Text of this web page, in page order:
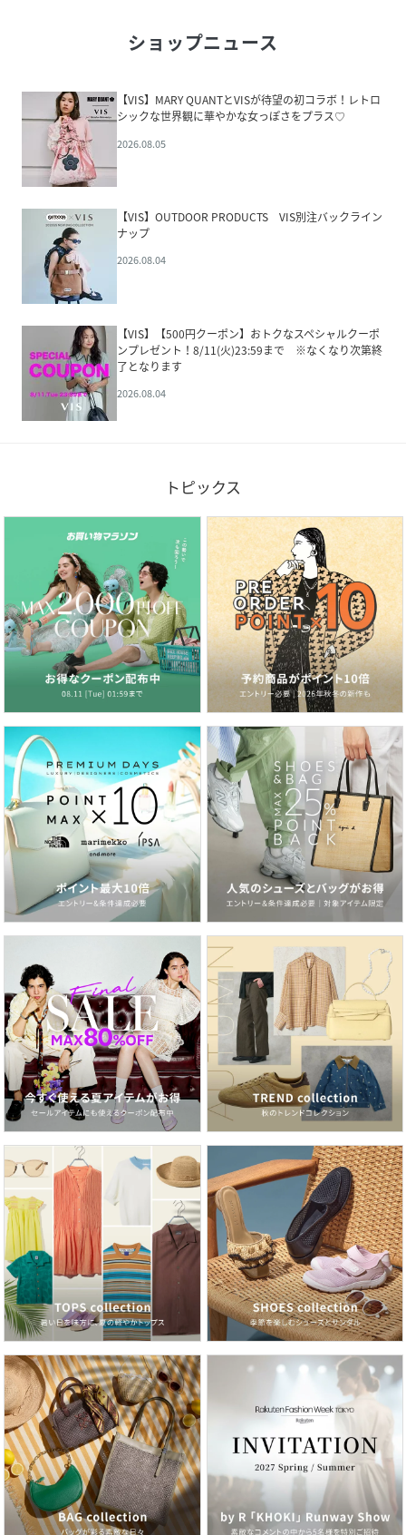
ショップニュース
【VIS】MARY QUANTとVISが待望の初コラボ！レトロ
シックな世界観に華やかな女っぽさをプラス♡
2026.08.05
【VIS】OUTDOOR PRODUCTS VIS別注バックライン
ナップ
2026.08.04
【VIS】【500円クーポン】おトクなスペシャルクーポ
ンプレゼント！8/11(火)23:59まで ※なくなり次第終
了となります
2026.08.04
トピックス